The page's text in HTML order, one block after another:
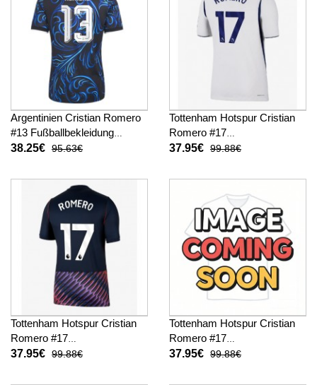
Argentinien Cristian Romero
#13 Fußballbekleidung
Auswärtstrikot WM 2026
38.25€ 95.63€
Tottenham Hotspur Cristian
Romero #17
Fußballbekleidung Heimtrikot
37.95€ 99.88€
Tottenham Hotspur Cristian
Romero #17
Fußballbekleidung
Kurzarm
37.95€ 99.88€
Tottenham Hotspur Cristian
Romero #17
Fußballbekleidung 3rd trikot
37.95€ 99.88€